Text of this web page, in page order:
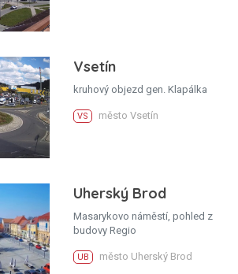
Vsetín
kruhový objezd gen. Klapálka
VS město Vsetín
Uherský Brod
Masarykovo náměstí, pohled z
budovy Regio
UB město Uherský Brod